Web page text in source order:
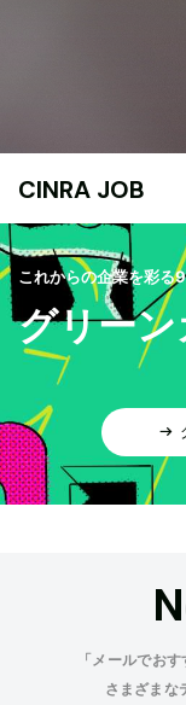
CINRA JOB
これからの企業を彩る
グリー
「メールでお
さまざまな